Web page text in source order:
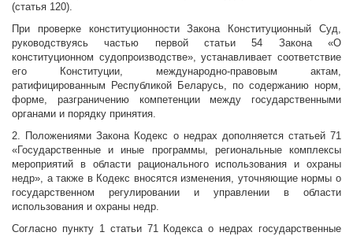
(статья 120).
При проверке конституционности Закона Конституционный Суд,
руководствуясь частью первой статьи 54 Закона «О
конституционном судопроизводстве», устанавливает соответствие
его Конституции, международно-правовым актам,
ратифицированным Республикой Беларусь, по содержанию норм,
форме, разграничению компетенции между государственными
органами и порядку принятия.
2. Положениями Закона Кодекс о недрах дополняется статьей 71
«Государственные и иные программы, региональные комплексы
мероприятий в области рационального использования и охраны
недр», а также в Кодекс вносятся изменения, уточняющие нормы о
государственном регулировании и управлении в области
использования и охраны недр.
Согласно пункту 1 статьи 71 Кодекса о недрах государственные